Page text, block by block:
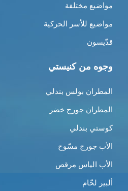
مواضيع مختلفة
مواضيع للأسر الحركية
قدّيسون
وجوه من كنيستي
المطران بولس بندلي
المطران جورج خضر
كوستي بندلي
الأب جورج مسّوح
الأب الياس مرقص
ألبير لحّام